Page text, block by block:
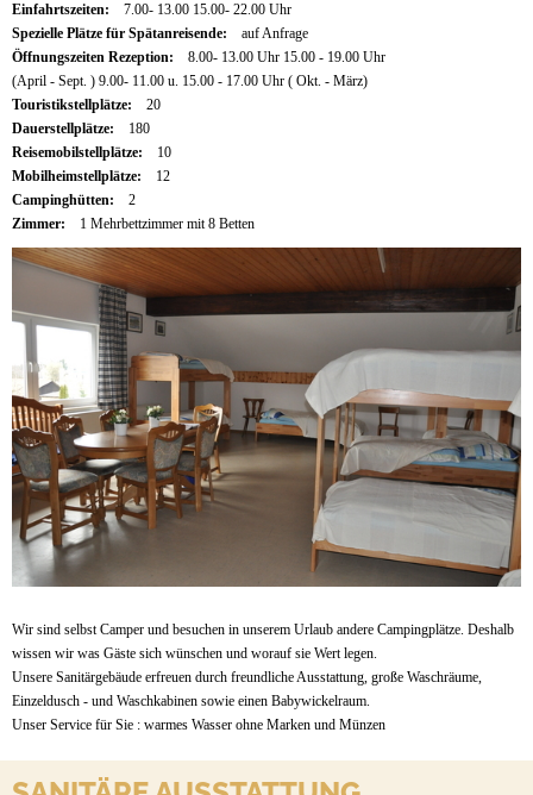
Einfahrtszeiten:
7.00- 13.00 15.00- 22.00 Uhr
Spezielle Plätze für Spätanreisende:
auf Anfrage
Öffnungszeiten Rezeption:
8.00- 13.00 Uhr 15.00 - 19.00 Uhr
(April - Sept. ) 9.00- 11.00 u. 15.00 - 17.00 Uhr ( Okt. - März)
Touristikstellplätze:
20
Dauerstellplätze:
180
Reisemobilstellplätze:
10
Mobilheimstellplätze:
12
Campinghütten:
2
Zimmer:
1 Mehrbettzimmer mit 8 Betten
Wir sind selbst Camper und besuchen in unserem Urlaub andere Campingplätze. Deshalb
wissen wir was Gäste sich wünschen und worauf sie Wert legen.
Unsere Sanitärgebäude erfreuen durch freundliche Ausstattung, große Waschräume,
Einzeldusch - und Waschkabinen sowie einen Babywickelraum.
Unser Service für Sie : warmes Wasser ohne Marken und Münzen